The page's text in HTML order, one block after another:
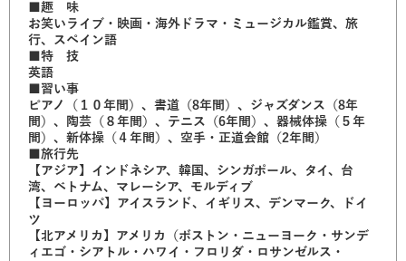
■趣 味
お笑いライブ・映画・海外ドラマ・ミュージカル鑑賞、旅
行、スペイン語
■特 技
英語
■習い事
ピアノ（１０年間）、書道（8年間）、ジャズダンス（8年
間）、陶芸（８年間）、テニス（6年間）、器械体操（５年
間）、新体操（４年間）、空手・正道会館（2年間）
■旅行先
【アジア】インドネシア、韓国、シンガポール、タイ、台
湾、ベトナム、マレーシア、モルディブ
【ヨーロッパ】アイスランド、イギリス、デンマーク、ドイ
ツ
【北アメリカ】アメリカ（ボストン・ニューヨーク・サンデ
ィエゴ・シアトル・ハワイ・フロリダ・ロサンゼルス・